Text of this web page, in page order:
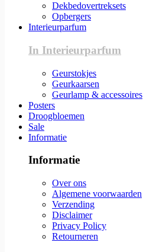
Dekbedovertreksets
Opbergers
Interieurparfum
In Interieurparfum
Geurstokjes
Geurkaarsen
Geurlamp & accessoires
Posters
Droogbloemen
Sale
Informatie
Informatie
Over ons
Algemene voorwaarden
Verzending
Disclaimer
Privacy Policy
Retourneren